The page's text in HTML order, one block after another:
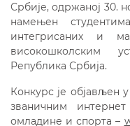
Србије, одржаној 30.
намењен
интегрисаних и
високошколским
Република Србија.
Конкурс је објављен
званичним интернет
омладине и спорта –